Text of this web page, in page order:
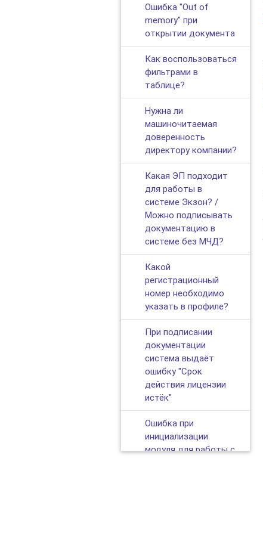
Ошибка "Out of
memory" при
открытии документа
Как воспользоваться
фильтрами в
таблице?
Нужна ли
машиночитаемая
доверенность
директору компании?
Какая ЭП подходит
для работы в
системе Экзон? /
Можно подписывать
документацию в
системе без МЧД?
Какой
регистрационный
номер необходимо
указать в профиле?
При подписании
документации
система выдаёт
ошибку "Срок
действия лицензии
истёк"
​Ошибка при
инициализации
модуля для работы с